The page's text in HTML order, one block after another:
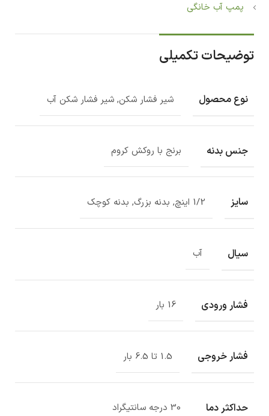
پمپ آب خانگی
توضیحات تکمیلی
نوع محصول شیر فشار شکن, شیر فشار شکن آب
جنس بدنه برنج با روکش کروم
سایز 1/2 اینچ, بدنه بزرگ, بدنه کوچک
سیال آب
فشار ورودی 16 بار
فشار خروجی 1.5 تا 6.5 بار
حداکثر دما 30 درجه سانتیگراد